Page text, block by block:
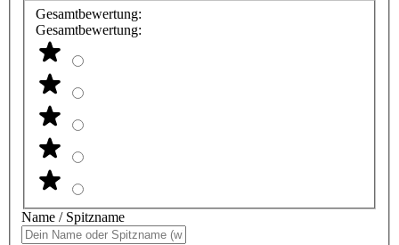
Gesamtbewertung:
Gesamtbewertung:
Name / Spitzname